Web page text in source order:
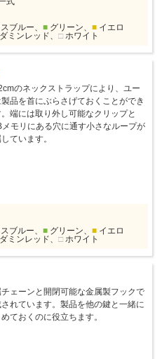
ブルー、■ グリーン、■ イエロ
ミンレッド、□ ホワイト
のネックストラップにより、ユー
品を首にぶらさげておくことができ
。端には取り外し可能なクリップと
メモリにある穴に通す小さなループが
ています。
ブルー、■ グリーン、■ イエロ
ミンレッド、□ ホワイト
ェーンと開閉可能な金属製フックで
れています。製品を他の鍵と一緒に
めておくのに役立ちます。